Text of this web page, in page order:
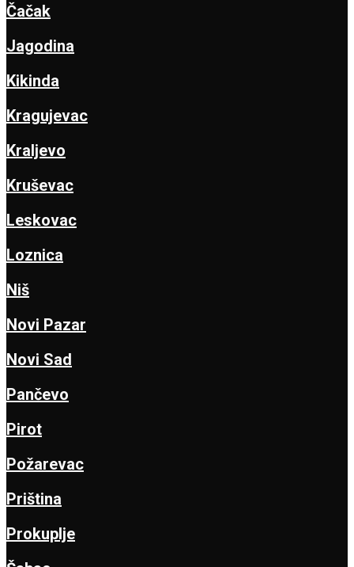
Čačak
Jagodina
Kikinda
Kragujevac
Kraljevo
Kruševac
Leskovac
Loznica
Niš
Novi Pazar
Novi Sad
Pančevo
Pirot
Požarevac
Priština
Prokuplje